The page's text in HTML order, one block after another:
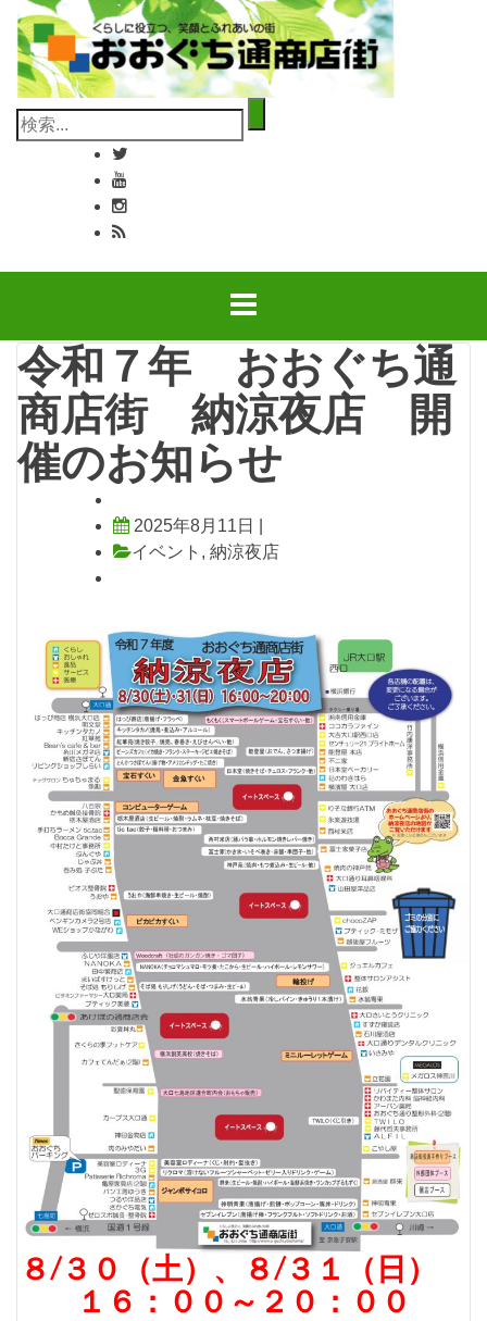
検
索:
令和７年 おおぐち通
商店街 納涼夜店 開
催のお知らせ
2025年8月11日
イベント , 納涼夜店
８/３０（土）、８/３１（日）
１６：００～２０：００